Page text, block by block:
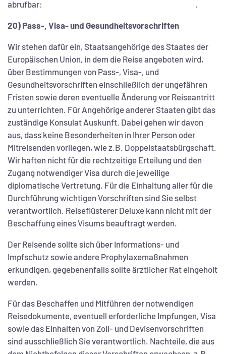
abrufbar:
20) Pass-, Visa- und Gesundheitsvorschriften
Wir stehen dafür ein, Staatsangehörige des Staates der
Europäischen Union, in dem die Reise angeboten wird,
über Bestimmungen von Pass-, Visa-, und
Gesundheitsvorschriften einschließlich der ungefähren
Fristen sowie deren eventuelle Änderung vor Reiseantritt
zu unterrichten. Für Angehörige anderer Staaten gibt das
zuständige Konsulat Auskunft. Dabei gehen wir davon
aus, dass keine Besonderheiten in Ihrer Person oder
Mitreisenden vorliegen, wie z.B. Doppelstaatsbürgschaft.
Wir haften nicht für die rechtzeitige Erteilung und den
Zugang notwendiger Visa durch die jeweilige
diplomatische Vertretung. Für die Einhaltung aller für die
Durchführung wichtigen Vorschriften sind Sie selbst
verantwortlich. Reiseflüsterer Deluxe kann nicht mit der
Beschaffung eines Visums beauftragt werden.
Der Reisende sollte sich über Informations- und
Impfschutz sowie andere Prophylaxemaßnahmen
erkundigen, gegebenenfalls sollte ärztlicher Rat eingeholt
werden.
Für das Beschaffen und Mitführen der notwendigen
Reisedokumente, eventuell erforderliche Impfungen, Visa
sowie das Einhalten von Zoll- und Devisenvorschriften
sind ausschließlich Sie verantwortlich. Nachteile, die aus